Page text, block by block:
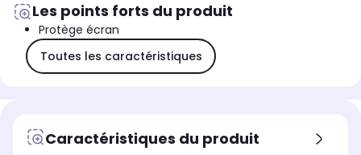
Les points forts du produit
Protège écran
Toutes les caractéristiques
Caractéristiques du produit